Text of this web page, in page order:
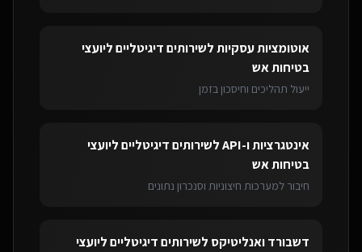
אוטומציות עסקיותלשירותים דיגיטליים ליועצי
בטיחות אש
ייעול תהליכים וחיסכון בזמן
אינטגרציות ו-API לשירותים דיגיטליים ליועצי
בטיחות אש
חיבור למערכות חיצוניות וסנכרון נתונים
דשבורד ואנליטיקס לשירותים דיגיטליים ליועצי